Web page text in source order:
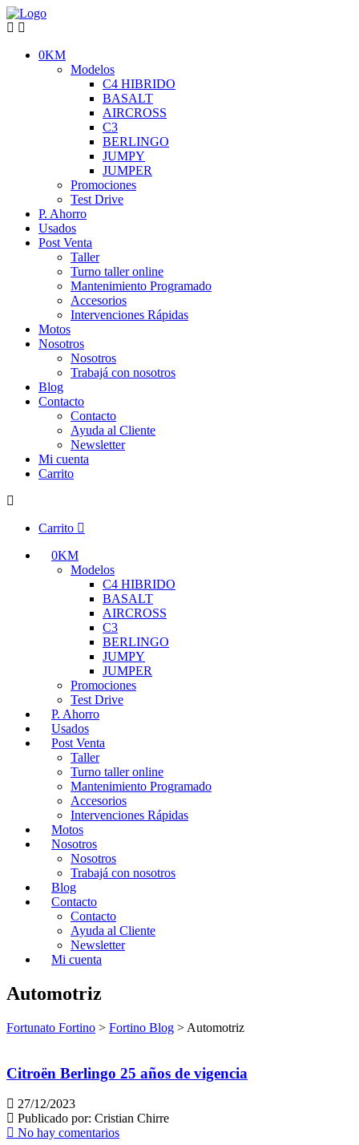
0KM
Modelos
C4 HIBRIDO
BASALT
AIRCROSS
C3
BERLINGO
JUMPY
JUMPER
Promociones
Test Drive
P. Ahorro
Usados
Post Venta
Taller
Turno taller online
Mantenimiento Programado
Accesorios
Intervenciones Rápidas
Motos
Nosotros
Nosotros
Trabajá con nosotros
Blog
Contacto
Contacto
Ayuda al Cliente
Newsletter
Mi cuenta
Carrito
Carrito
0KM
Modelos
C4 HIBRIDO
BASALT
AIRCROSS
C3
BERLINGO
JUMPY
JUMPER
Promociones
Test Drive
P. Ahorro
Usados
Post Venta
Taller
Turno taller online
Mantenimiento Programado
Accesorios
Intervenciones Rápidas
Motos
Nosotros
Nosotros
Trabajá con nosotros
Blog
Contacto
Contacto
Ayuda al Cliente
Newsletter
Mi cuenta
Automotriz
Fortunato Fortino > Fortino Blog > Automotriz
Citroën Berlingo 25 años de vigencia
27/12/2023
Publicado por: Cristian Chirre
No hay comentarios